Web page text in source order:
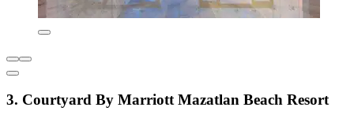
3. Courtyard By Marriott Mazatlan Beach Resort